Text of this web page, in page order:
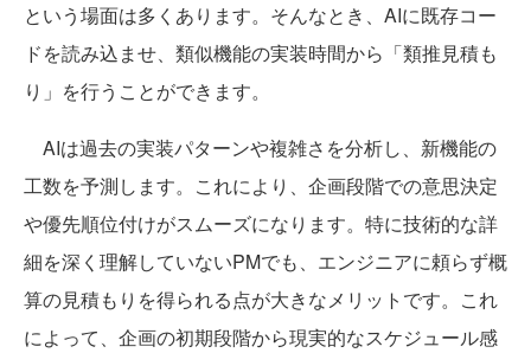
という場面は多くあります。そんなとき、AIに既存コー
ドを読み込ませ、類似機能の実装時間から「類推見積も
り」を行うことができます。
AIは過去の実装パターンや複雑さを分析し、新機能の
工数を予測します。これにより、企画段階での意思決定
や優先順位付けがスムーズになります。特に技術的な詳
細を深く理解していないPMでも、エンジニアに頼らず概
算の見積もりを得られる点が大きなメリットです。これ
によって、企画の初期段階から現実的なスケジュール感